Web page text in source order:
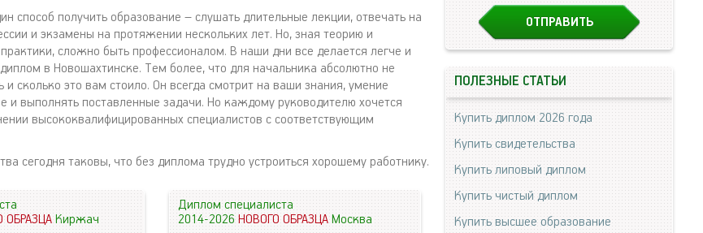
способ получить образование – слушать длительные лекции, отвечать на
и экзамены на протяжении нескольких лет. Но, зная теорию и
сложно быть профессионалом. В наши дни все делается легче и
в Новошахтинске. Тем более, что для начальника абсолютно не
и сколько это вам стоило. Он всегда смотрит на ваши знания, умение
и выполнять поставленные задачи. Но каждому руководителю хочется
высококвалифицированных специалистов с соответствующим
сегодня таковы, что без диплома трудно устроиться хорошему работнику.
ОБРАЗЦАКиржач
Диплом специалиста
2014-2026НОВОГО ОБРАЗЦАМосква
ПОЛЕЗНЫЕ СТАТЬИ
Купить диплом 2026 года
Купить свидетельства
Купить липовый диплом
Купить чистый диплом
Купить высшее образование